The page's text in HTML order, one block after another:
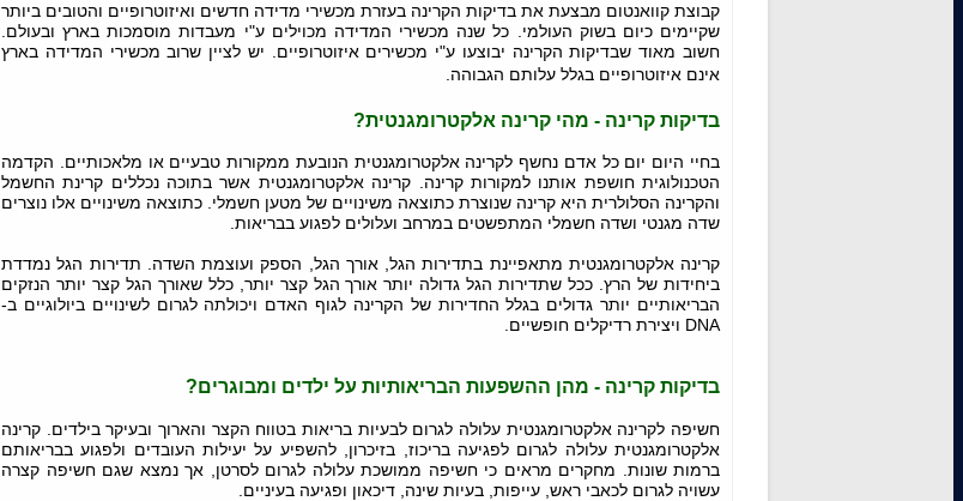
קבוצת קוואנטום מבצעת את בדיקות הקרינה בעזרת מכשירי מדידה חדשים ואיזוטרופיים והטובים ביותר
שקיימים כיום בשוק העולמי. כל שנה מכשירי המדידה מכוילים ע"י מעבדות מוסמכות בארץ ובעולם.
חשוב מאוד שבדיקות הקרינה יבוצעו ע"י מכשירים איזוטרופיים. יש לציין שרוב מכשירי המדידה בארץ
אינם איזוטרופיים בגלל עלותם הגבוהה
בדיקות קרינה - מהי קרינה אלקטרומגנטית?
בחיי היום יום כל אדם נחשף לקרינה אלקטרומגנטית הנובעת ממקורות טבעיים או מלאכותיים. הקדמה
הטכנולוגית חושפת אותנו למקורות קרינה. קרינה אלקטרומגנטית אשר בתוכה נכללים קרינת החשמל
והקרינה הסלולרית היא קרינה שנוצרת כתוצאה משינויים של מטען חשמלי. כתוצאה משינויים אלו נוצרים
שדה מגנטי ושדה חשמלי המתפשטים במרחב ועלולים לפגוע בבריאות.
קרינה אלקטרומגנטית מתאפיינת בתדירות הגל, אורך הגל, הספק ועוצמת השדה. תדירות הגל נמדדת
ביחידות של הרץ. ככל שתדירות הגל גדולה יותר אורך הגל קצר יותר, כלל שאורך הגל קצר יותר הנזקים
הבריאותיים יותר גדולים בגלל החדירות של הקרינה לגוף האדם ויכולתה לגרום לשינויים ביולוגיים ב-
DNA ויצירת רדיקלים חופשיים.
בדיקות קרינה - מהן ההשפעות הבריאותיות על ילדים ומבוגרים?
חשיפה לקרינה אלקטרומגנטית עלולה לגרום לבעיות בריאות בטווח הקצר והארוך ובעיקר בילדים. קרינה
אלקטרומגנטית עלולה לגרום לפגיעה בריכוז, בזיכרון, להשפיע על יעילות העובדים ולפגוע בבריאותם
ברמות שונות. מחקרים מראים כי חשיפה ממושכת עלולה לגרום לסרטן, אך נמצא שגם חשיפה קצרה
עשויה לגרום לכאבי ראש, עייפות, בעיות שינה, דיכאון ופגיעה בעיניים.